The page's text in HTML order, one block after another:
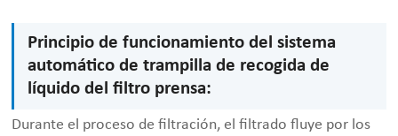
Principio de funcionamiento del sistema
automático de trampilla de recogida de
líquido del filtro prensa:
Durante el proceso de filtración, el filtrado fluye por los